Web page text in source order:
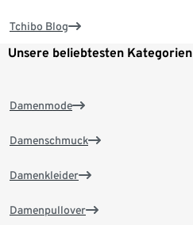
Tchibo Blog
Unsere beliebtesten Kategorien
Damenmode
Damenschmuck
Damenkleider
Damenpullover